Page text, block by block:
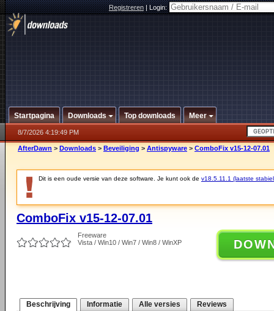
Registreren|Login:
Startpagina Downloads Top downloads Meer
8/7/2026 4:19:49 PM
AfterDawn > Downloads > Beveiliging > Antispyware > ComboFix v15-12-07.01
Dit is een oude versie van deze software. Je kunt ook de v18.5.11.1 (laatste
ComboFix v15-12-07.01
Freeware
Vista / Win10 / Win7 / Win8 / WinXP
Beschrijving Informatie Alle versies Reviews